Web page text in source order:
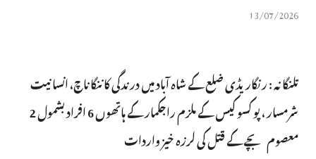
13/07/2026
تلنگانہ : رنگاریڈی ضلع کے شاہ آباد میں درندگی کا ننگا ناچ، انسانیت
شرمسار ، پو کسو کیس کے ملزم راجکمار کے ہاتھوں 6 افراد بشمول 2
معصوم بچے کے قتل کی لرزہ خیز واردات